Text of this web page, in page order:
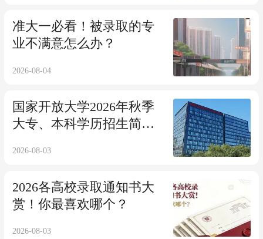
准大一必看！被录取的专
业不满意怎么办？
2026-08-04
国家开放大学2026年秋季
大专、本科学历招生简章
2026-08-03
2026各高校录取通知书大
赏！你最喜欢哪个？
2026-08-03